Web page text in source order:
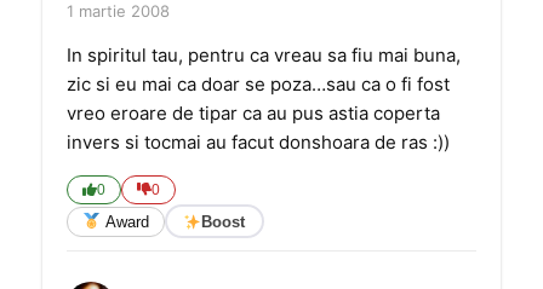
1 martie 2008
In spiritul tau, pentru ca vreau sa fiu mai buna,
zic si eu mai ca doar se poza…sau ca o fi fost
vreo eroare de tipar ca au pus astia coperta
invers si tocmai au facut donshoara de ras :))
0 0
Award Boost